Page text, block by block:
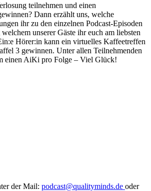
teilnehmen und einen
Dann erzählt uns, welche
ihr zu den einzelnen Podcast-Episoden
unserer Gäste ihr euch am liebsten
Hörer:in kann ein virtuelles Kaffeetreffen
3 gewinnen. Unter allen Teilnehmenden
einen AiKi pro Folge – Viel Glück!
der Mail: podcast@qualityminds.de oder